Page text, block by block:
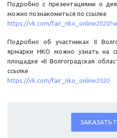
Подробно с презентациями о
можно познакомиться по ссылке
https://vk.com/
Подробно об участниках II
ярмарки НКО можно узнать на
площадке «II Волгоградская
ссылке
https://vk.com/fair_nko_online2020
ЗАКАЗАТЬ